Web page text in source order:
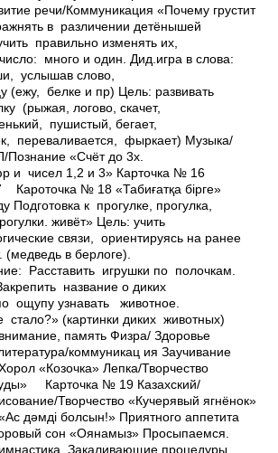
речи/Коммуникация «Почему грустит
в различении детёнышей
правильно изменять их,
много и один. Дид.игра в слова:
услышав слово,
(ежу, белке и пр) Цель: развивать
(рыжая, логово, скачет,
пушистый, бегает,
переваливается, фыркает) Музыка/
«Счёт до 3­х.
и чисел 1,2 и 3» Карточка № 16
№ 18 «Табиғатқа бірге»
Подготовка к прогулке, прогулка,
живёт» Цель: учить
связи, ориентируясь на ранее
(медведь в берлоге).
Расставить игрушки по полочкам.
название о диких
ощупу узнавать животное.
стало?» (картинки диких животных)
память Физ­ра/ Здоровье
коммуникац ия Заучивание
«Козочка» Лепка/Творчество
Карточка № 19 Казахский/
Творчество «Кучерявый ягнёнок»
дәмді болсын!» Приятного аппетита
сон «Оянамыз» Просыпаемся.
Закаливающие процедуры.